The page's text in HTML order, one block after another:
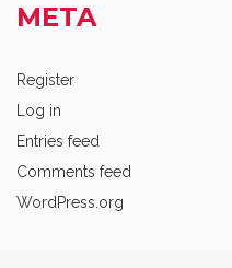
META
Register
Log in
Entries feed
Comments feed
WordPress.org